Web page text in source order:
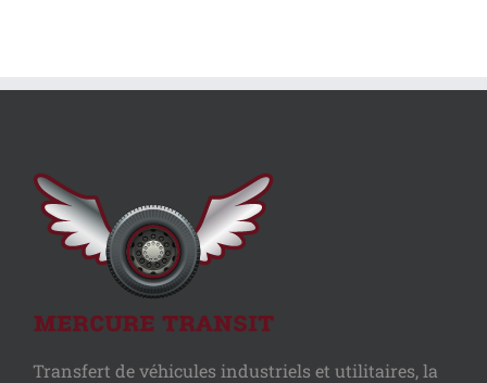
Transfert de véhicules industriels et utilitaires, la